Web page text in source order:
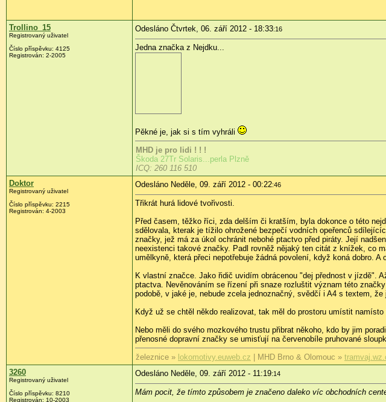
Trollino_15
Registrovaný uživatel
Číslo příspěvku: 4125
Registrován: 2-2005
Odesláno Čtvrtek, 06. září 2012 - 18:33:16
Jedna značka z Nejdku...
Pěkné je, jak si s tím vyhráli
MHD je pro lidi ! ! !
Škoda 27Tr Solaris...perla Plzně
ICQ: 260 116 510
Doktor
Registrovaný uživatel
Číslo příspěvku: 2215
Registrován: 4-2003
Odesláno Neděle, 09. září 2012 - 00:22:46
Třikrát hurá lidové tvořivosti.
Před časem, těžko říci, zda delším či kratším, byla dokonce o této
sdělovala, kterak je tížilo ohrožené bezpečí vodních opeřenců
značky, jež má za úkol ochránit nebohé ptactvo před piráty. Její
neexistenci takové značky. Padl rovněž nějaký ten citát z knížek, co
umělkyně, která přeci nepotřebuje žádná povolení, když koná dobro.
K vlastní značce. Jako řidič uvidím obrácenou "dej přednost v jízdě".
ptactva. Nevěnováním se řízení při snaze rozluštit význam této
podobě, v jaké je, nebude zcela jednoznačný, svědčí i A4 s textem, že
Když už se chtěl někdo realizovat, tak měl do prostoru umístit
Nebo měli do svého mozkového trustu přibrat někoho, kdo by jim
přenosné dopravní značky se umisťují na červenobíle pruhované
železnice » lokomotivy.euweb.cz | MHD Brno & Olomouc »
3260
Registrovaný uživatel
Číslo příspěvku: 8210
Registrován: 10-2003
Odesláno Neděle, 09. září 2012 - 11:19:14
Mám pocit, že tímto způsobem je značeno daleko víc obchodních